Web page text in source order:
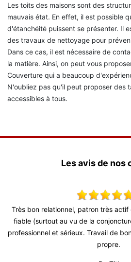
Les toits des maisons sont des
mauvais état. En effet, il est possible
d'étanchéité puissent se présenter. Il
des travaux de nettoyage pour
Dans ce cas, il est nécessaire de
la matière. Ainsi, on peut vous
Couverture qui a beaucoup
N'oubliez pas qu'il peut proposer des
accessibles à tous.
Les avis de nos
très
très
Tres bon travail pour
délais courts, remise en